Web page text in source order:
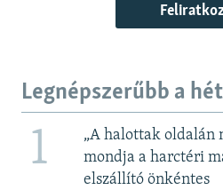
Legnépszerűbb a
1
„A halottak oldalán
mondja a harctéri
elszállító önkéntes